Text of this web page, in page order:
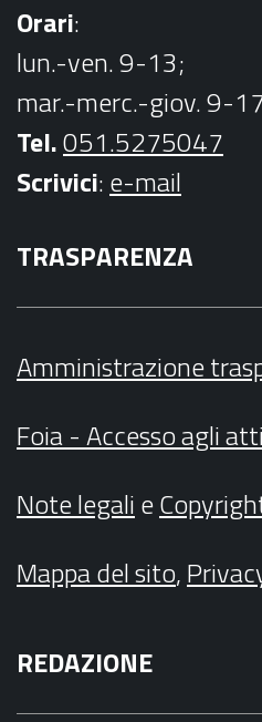
Orari:
lun.-ven. 9-13;
mar.-merc.-giov. 9-
Tel.051.5275047
Scrivici:e-mail
TRASPARENZA
Amministrazione
Foia - Accesso agli atti
Note legalie
Mappa del sito,
REDAZIONE